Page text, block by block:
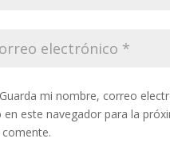
Guarda mi nombre, correo
en este navegador para la
comente.